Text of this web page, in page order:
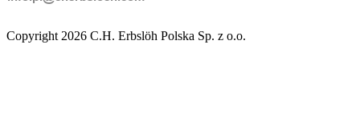
Copyright 2026 C.H. Erbslöh Polska Sp. z o.o.